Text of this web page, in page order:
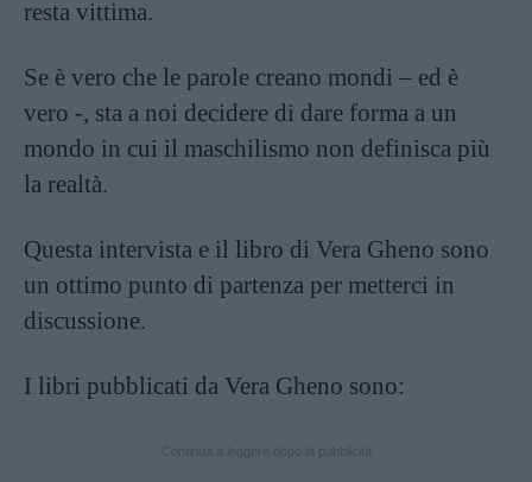
resta vittima.
Se è vero che le parole creano mondi – ed è
vero -, sta a noi decidere di dare forma a un
mondo in cui il maschilismo non definisca più
la realtà.
Questa intervista e il libro di Vera Gheno sono
un ottimo punto di partenza per metterci in
discussione.
I libri pubblicati da Vera Gheno sono: